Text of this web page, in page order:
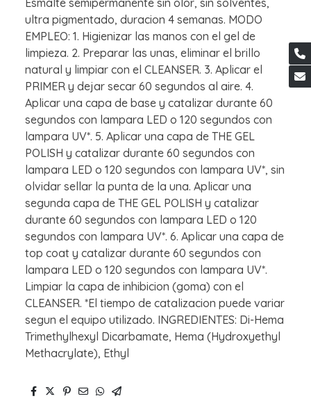
ultra pigmentado, duracion 4 semanas. MODO
EMPLEO: 1. Higienizar las manos con el gel de
limpieza. 2. Preparar las unas, eliminar el brillo
natural y limpiar con el CLEANSER. 3. Aplicar el
PRIMER y dejar secar 60 segundos al aire. 4.
Aplicar una capa de base y catalizar durante 60
segundos con lampara LED o 120 segundos con
lampara UV*. 5. Aplicar una capa de THE GEL
POLISH y catalizar durante 60 segundos con
lampara LED o 120 segundos con lampara UV*, sin
olvidar sellar la punta de la una. Aplicar una
segunda capa de THE GEL POLISH y catalizar
durante 60 segundos con lampara LED o 120
segundos con lampara UV*. 6. Aplicar una capa de
top coat y catalizar durante 60 segundos con
lampara LED o 120 segundos con lampara UV*.
Limpiar la capa de inhibicion (goma) con el
CLEANSER. *El tiempo de catalizacion puede variar
segun el equipo utilizado. INGREDIENTES: Di-Hema
Trimethylhexyl Dicarbamate, Hema (Hydroxyethyl
Methacrylate), Ethyl